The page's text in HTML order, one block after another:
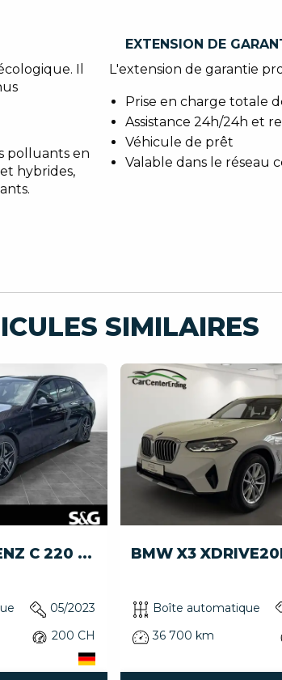
Il
polluants en
hybrides,
EXTENSION DE
L'extension de garantie
Prise en charge totale
Assistance 24h/24h et
Véhicule de prêt
Valable dans le réseau
SIMILAIRES
C 220 ...
05/2023
200 CH
BMW X3
Boîte automatique
36 700 km